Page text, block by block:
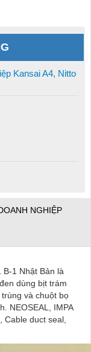
Kansai A4, Nitto
NGHIỆP
B-1 Nhật Bản là
dùng bịt trám
và chuột bọ
NEOSEAL, IMPA
Cable duct seal,